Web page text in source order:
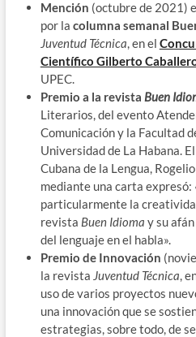
Mención (octubre de 2021)
por la columna semanal
Juventud Técnica, en el
Científico Gilberto
UPEC.
Premio a la revista Buen
Literarios, del evento
Comunicación y la Facultad
Universidad de La Habana.
Cubana de la Lengua,
mediante una carta expresó:
particularmente la
revista Buen Idioma y su
del lenguaje en el habla».
Premio de Innovación
la revista Juventud Técnica,
uso de varios proyectos
una innovación que se
estrategias, sobre todo, de